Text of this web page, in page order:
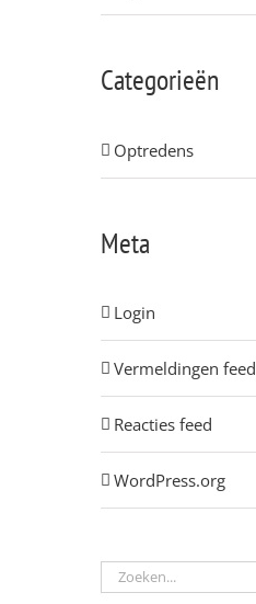
Categorieën
Optredens
Meta
Login
Vermeldingen feed
Reacties feed
WordPress.org
Zoeken